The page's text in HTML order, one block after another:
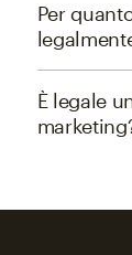
Per
È legale